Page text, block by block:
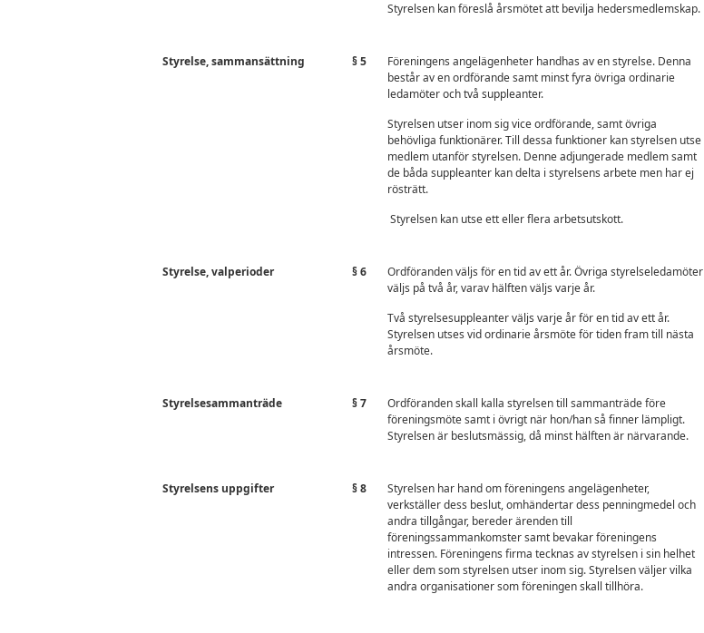
Styrelsen kan föreslå årsmötet att bevilja hedersmedlemskap.
Styrelse, sammansättning § 5
Föreningens angelägenheter handhas av en styrelse. Denna
består av en ordförande samt minst fyra övriga ordinarie
ledamöter och två suppleanter.
Styrelsen utser inom sig vice ordförande, samt övriga
behövliga funktionärer. Till dessa funktioner kan styrelsen utse
medlem utanför styrelsen. Denne adjungerade medlem samt
de båda suppleanter kan delta i styrelsens arbete men har ej
rösträtt.
Styrelsen kan utse ett eller flera arbetsutskott.
Styrelse, valperioder § 6
Ordföranden väljs för en tid av ett år. Övriga styrelseledamöter
väljs på två år, varav hälften väljs varje år.
Två styrelsesuppleanter väljs varje år för en tid av ett år.
Styrelsen utses vid ordinarie årsmöte för tiden fram till nästa
årsmöte.
Styrelsesammanträde § 7
Ordföranden skall kalla styrelsen till sammanträde före
föreningsmöte samt i övrigt när hon/han så finner lämpligt.
Styrelsen är beslutsmässig, då minst hälften är närvarande.
Styrelsens uppgifter § 8
Styrelsen har hand om föreningens angelägenheter,
verkställer dess beslut, omhändertar dess penningmedel och
andra tillgångar, bereder ärenden till
föreningssammankomster samt bevakar föreningens
intressen. Föreningens firma tecknas av styrelsen i sin helhet
eller dem som styrelsen utser inom sig. Styrelsen väljer vilka
andra organisationer som föreningen skall tillhöra.